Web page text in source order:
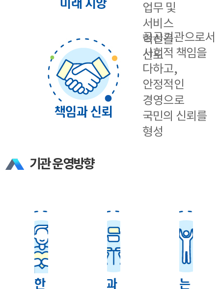
업무 및
서비스
혁신을
선도
공공기관으로서
사회적 책임을
다하고,
안정적인
경영으로
국민의 신뢰를
형성
기관 운영방향